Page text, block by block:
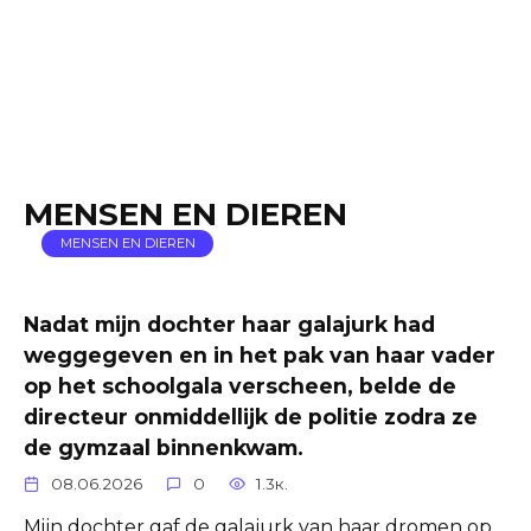
MENSEN EN DIEREN
MENSEN EN DIEREN
Nadat mijn dochter haar galajurk had
weggegeven en in het pak van haar vader
op het schoolgala verscheen, belde de
directeur onmiddellijk de politie zodra ze
de gymzaal binnenkwam.
08.06.2026 0 1.3к.